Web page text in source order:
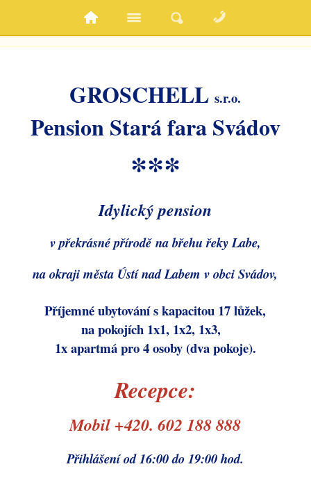
GROSCHELLs.r.o.
Pension Stará fara Svádov
***
Idylický pension
vpřekrásnépřírodě na břehu řeky Labe,
na okraji města Ústí nad Labem v obci Svádov,
Příjemné ubytování skapacitou 17 lůžek,
na pokojích 1x1, 1x2, 1x3,
1x apartmá pro 4 osoby (dva pokoje).
Recepce:
Mobil +420. 602 188 888
Přihlášení od 16:00 do 19:00 hod.